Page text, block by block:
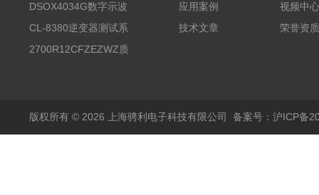
试台系统
DSOX4034G数字示波
器
CL-8380逆变器测试系
统台
2700R12CFZEZWZ质
应用案例
技术文章
视频中心
荣誉资质
版权所有 © 2026 上海骋利电子科技有限公司 备案号：沪ICP备